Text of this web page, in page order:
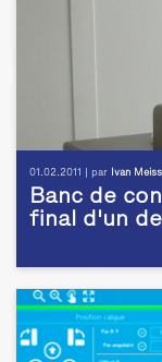
01.02.2011 | par Ivan
Banc de
final d'un